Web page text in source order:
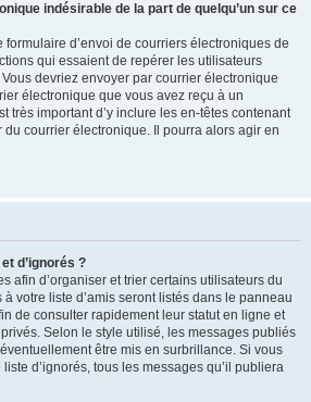
indésirable de la part de quelqu’un sur ce
formulaire d’envoi de courriers électroniques de
qui essaient de repérer les utilisateurs
devriez envoyer par courrier électronique
électronique que vous avez reçu à un
très important d’y inclure les en-têtes contenant
du courrier électronique. Il pourra alors agir en
d’ignorés ?
afin d’organiser et trier certains utilisateurs du
votre liste d’amis seront listés dans le panneau
de consulter rapidement leur statut en ligne et
Selon le style utilisé, les messages publiés
être mis en surbrillance. Si vous
d’ignorés, tous les messages qu’il publiera